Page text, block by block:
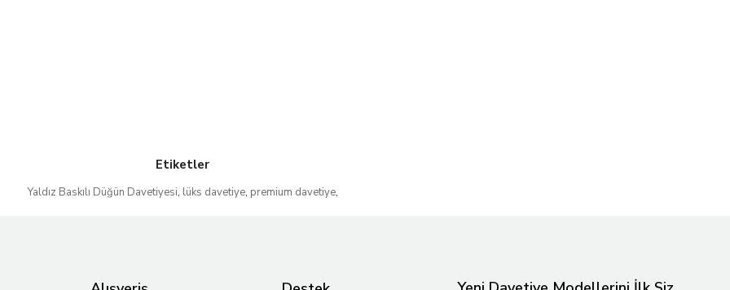
Etiketler
Yaldız Baskılı Düğün Davetiyesi, lüks davetiye, premium davetiye,